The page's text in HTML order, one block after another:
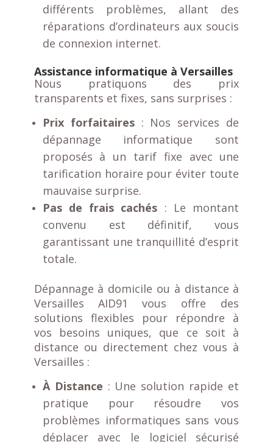
différents problèmes, allant des
réparations d’ordinateurs aux soucis
de connexion internet.
Assistance informatique à Versailles
Nous pratiquons des prix
transparents et fixes, sans surprises :
Prix forfaitaires: Nos services de
dépannage informatique sont
proposés à un tarif fixe avec une
tarification horaire pour éviter toute
mauvaise surprise.
Pas de frais cachés : Le montant
convenu est définitif, vous
garantissant une tranquillité d’esprit
totale.
Dépannage à domicile ou à distance à
Versailles
AID91 vous offre des
solutions flexibles pour répondre à
vos besoins uniques, que ce soit à
distance ou directement chez vous à
Versailles :
À Distance : Une solution rapide et
pratique pour résoudre vos
problèmes informatiques sans vous
déplacer avec le logiciel sécurisé